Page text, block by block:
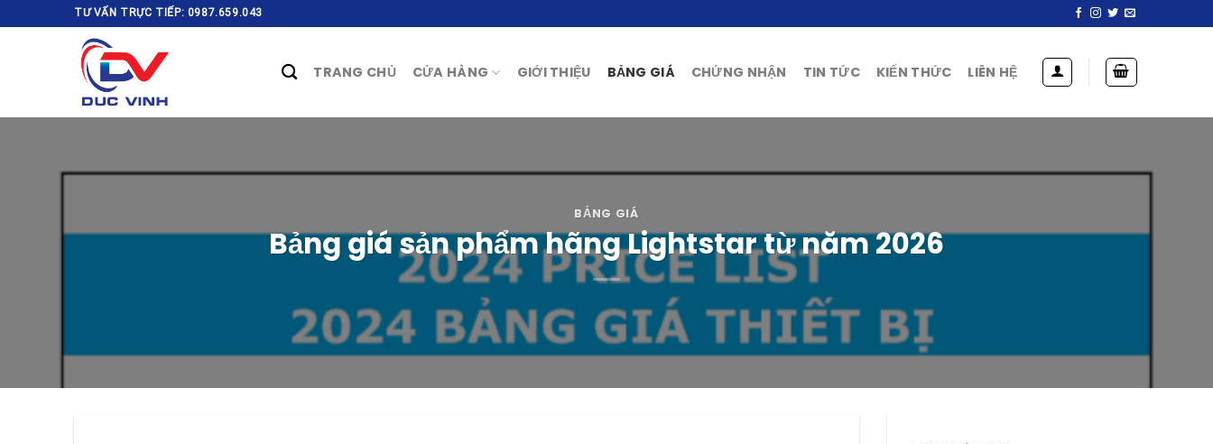
to
TƯ VẤN TRỰC TIẾP: 0987.659.043
TRANG CHỦ CỬA HÀNG GIỚI THIỆU BẢNG GIÁ CHỨNG NHẬN TIN TỨC KIẾN THỨC LIÊN HỆ
BẢNG GIÁ
Bảng giá sản phẩm hãng Lightstar từ năm 2026